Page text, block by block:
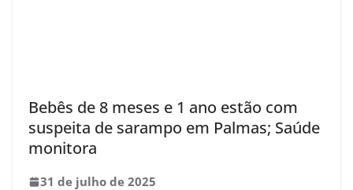
Bebês de 8 meses e 1 ano estão com
suspeita de sarampo em Palmas; Saúde
monitora
31 de julho de 2025